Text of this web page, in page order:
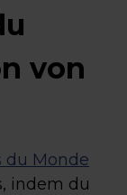
von
du Monde
indem du